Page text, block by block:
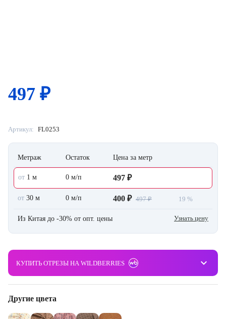
497 ₽
Артикул: FL0253
Метраж Остаток Цена за метр
от 1 м 0 м/п 497 ₽
от 30 м 0 м/п 400 ₽ 497 ₽ 19 %
Из Китая до -30% от опт. цены Узнать цену
КУПИТЬ ОТРЕЗЫ НА WILDBERRIES keyboard_arrow_down
Другие цвета